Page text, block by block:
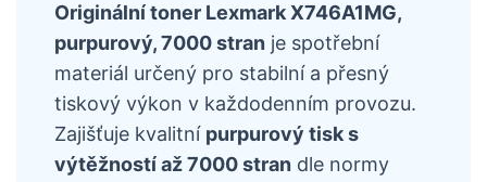
Originální toner Lexmark X746A1MG,
purpurový, 7000 stran je spotřební
materiál určený pro stabilní a přesný
tiskový výkon v každodenním provozu.
Zajišťuje kvalitní purpurový tisk s
výtěžností až 7000 stran dle normy